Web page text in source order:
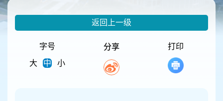
到
网
返回上一级
字号
大
中 小
分享 打印